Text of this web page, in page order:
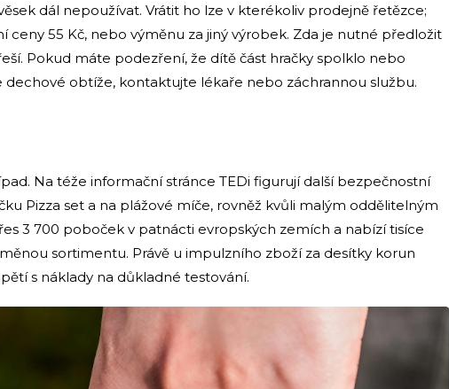
dál nepoužívat. Vrátit ho lze v kterékoliv prodejně řetězce;
55 Kč, nebo výměnu za jiný výrobek. Zda je nutné předložit
Pokud máte podezření, že dítě část hračky spolklo nebo
obtíže, kontaktujte lékaře nebo záchrannou službu.
Na téže informační stránce TEDi figurují další bezpečnostní
Pizza set a na plážové míče, rovněž kvůli malým oddělitelným
3 700 poboček v patnácti evropských zemích a nabízí tisíce
sortimentu. Právě u impulzního zboží za desítky korun
s náklady na důkladné testování.